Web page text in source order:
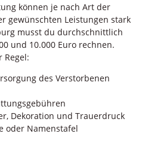
können je nach Art der
gewünschten Leistungen stark
musst du durchschnittlich
und 10.000 Euro rechnen.
Regel:
des Verstorbenen
Dekoration und Trauerdruck
oder Namenstafel